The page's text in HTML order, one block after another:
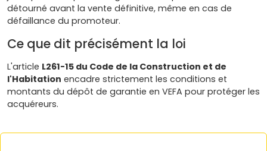
détourné avant la vente définitive, même en cas de
défaillance du promoteur.
Ce que dit précisément la loi
L'article L261-15 du Code de la Construction et de
l'Habitation encadre strictement les conditions et
montants du dépôt de garantie en VEFA pour protéger les
acquéreurs.